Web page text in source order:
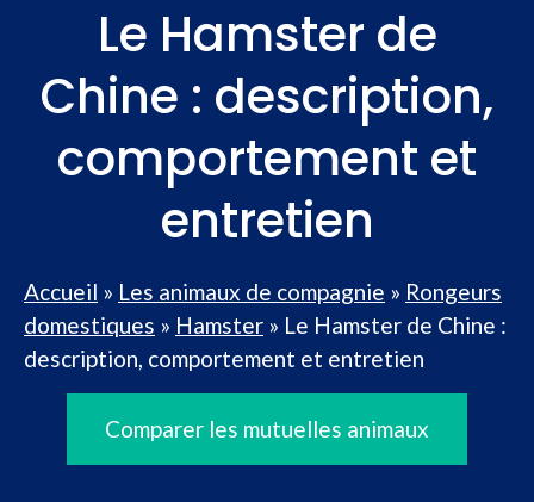
Le Hamster de
Chine : description,
comportement et
entretien
Accueil » Les animaux de compagnie » Rongeurs
domestiques » Hamster » Le Hamster de Chine :
description, comportement et entretien
Comparer les mutuelles animaux